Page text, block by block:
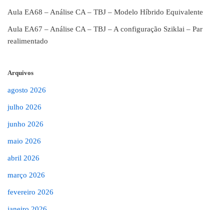
Aula EA68 – Análise CA – TBJ – Modelo Híbrido Equivalente
Aula EA67 – Análise CA – TBJ – A configuração Sziklai – Par
realimentado
Arquivos
agosto 2026
julho 2026
junho 2026
maio 2026
abril 2026
março 2026
fevereiro 2026